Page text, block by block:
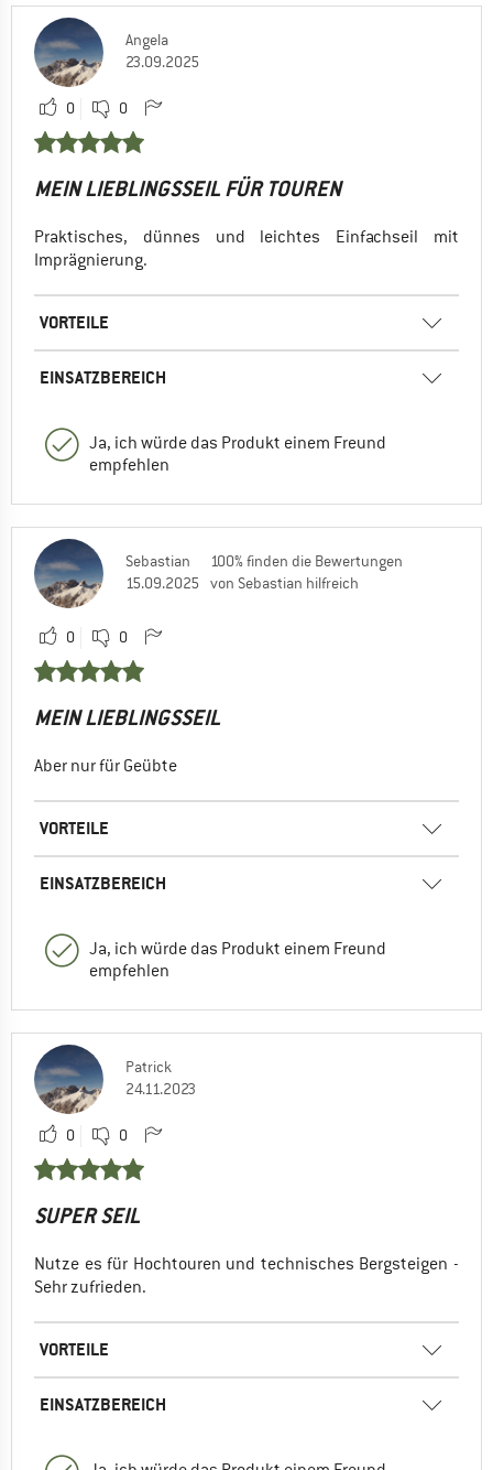
Angela
23.09.2025
0 0
MEIN LIEBLINGSSEIL FÜR TOUREN
Praktisches, dünnes und leichtes Einfachseil mit
Imprägnierung.
VORTEILE
EINSATZBEREICH
Ja, ich würde das Produkt einem Freund
empfehlen
Sebastian
15.09.2025
100% finden die Bewertungen
von Sebastian hilfreich
0 0
MEIN LIEBLINGSSEIL
Aber nur für Geübte
VORTEILE
EINSATZBEREICH
Ja, ich würde das Produkt einem Freund
empfehlen
Patrick
24.11.2023
0 0
SUPER SEIL
Nutze es für Hochtouren und technisches Bergsteigen -
Sehr zufrieden.
VORTEILE
EINSATZBEREICH